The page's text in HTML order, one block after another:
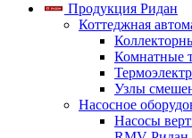
Продукция Ридан
Коттеджная
Комнатные
Узлы
Насосное
Насосы